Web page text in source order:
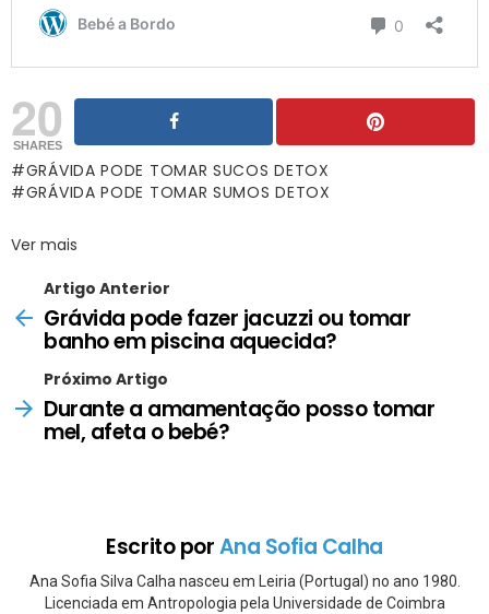
20
SHARES
GRÁVIDA PODE TOMAR SUCOS DETOX
GRÁVIDA PODE TOMAR SUMOS DETOX
Ver mais
Artigo Anterior
Grávida pode fazer jacuzzi ou tomar
banho em piscina aquecida?
Próximo Artigo
Durante a amamentação posso tomar
mel, afeta o bebé?
Escrito porAna Sofia Calha
Ana Sofia Silva Calha nasceu em Leiria (Portugal) no ano 1980.
Licenciada em Antropologia pela Universidade de Coimbra